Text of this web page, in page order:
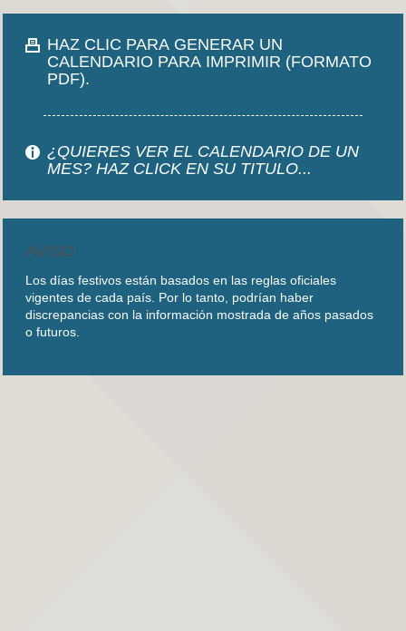
HAZ CLIC PARA GENERAR UN
CALENDARIO PARA IMPRIMIR (FORMATO
PDF).
¿QUIERES VER EL CALENDARIO DE UN
MES? HAZ CLICK EN SU TITULO...
AVISO
Los días festivos están basados en las reglas oficiales
vigentes de cada país. Por lo tanto, podrían haber
discrepancias con la información mostrada de años pasados
o futuros.